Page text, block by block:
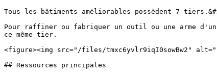
Tous les bâtiments améliorables possèdent 7
Pour raffiner ou fabriquer un outil ou une arme
ce même tier.
<figure><img src="/files/tmxc6yvlr9iqI0sowBw2"
## Ressources principales